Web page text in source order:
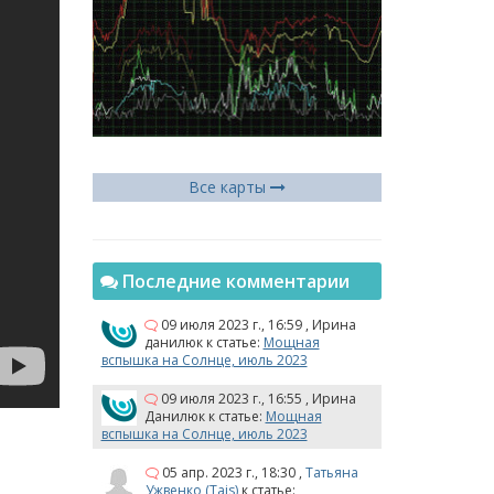
Все карты
Последние комментарии
09 июля 2023 г., 16:59 , Ирина
данилюк к статье: Мощная
вспышка на Солнце, июль 2023
09 июля 2023 г., 16:55 , Ирина
Данилюк к статье: Мощная
вспышка на Солнце, июль 2023
05 апр. 2023 г., 18:30 , Татьяна
Ужвенко (Tais) к статье: